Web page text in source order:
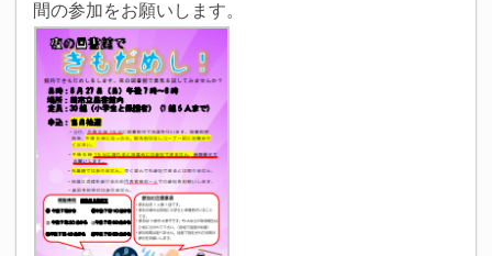
間の参加をお願いします。